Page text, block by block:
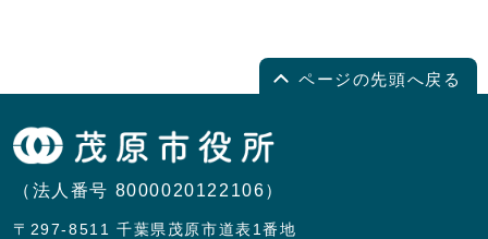
ページの先頭へ戻る
（法人番号 8000020122106）
〒297-8511 千葉県茂原市道表1番地